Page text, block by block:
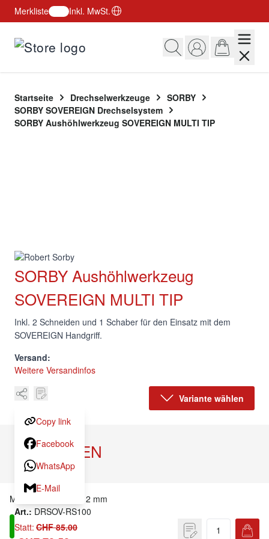
Merkliste
Inkl. MwSt.
Startseite Drechselwerkzeuge
SORBY
SORBY SOVEREIGN Drechselsystem
SORBY Aushöhlwerkzeug SOVEREIGN MULTI TIP
SORBY Aushöhlwerkzeug
SOVEREIGN MULTI TIP
Inkl. 2 Schneiden und 1 Schaber für den Einsatz mit dem
SOVEREIGN Handgriff.
Versand:
Weitere Versandinfos
Copy link
Facebook
WhatsApp
E-Mail
Variante wählen
VARIANTEN
Artikel Preis
MIDI L 200 mm, B 12 mm
Art.: DRSOV-RS100
Statt: CHF 85.00